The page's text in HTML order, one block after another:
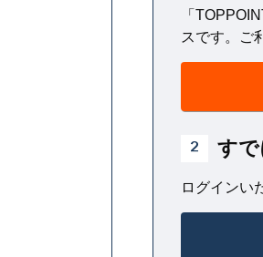
「
スです。ご
2 す
ログインい